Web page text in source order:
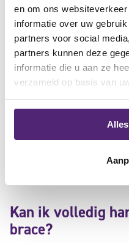
en om ons
informatie over uw
partners voor social
partners kunnen deze
informatie die u aan ze
verzameld op basis van
Veelgestelde
enkelbraces
Wordt mijn enkel
Nee, zolang je ook blijft
Kan ik volledig
brace?